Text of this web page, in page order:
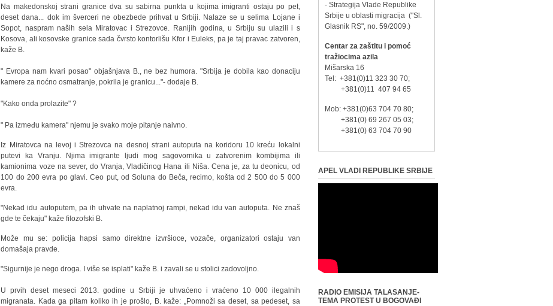
Na makedonskoj strani granice dva su sabirna punkta u kojima imigranti ostaju po pet,
deset dana... dok im šverceri ne obezbede prihvat u Srbiji. Nalaze se u selima Lojane i
Sopot, naspram naših sela Miratovac i Strezovce. Ranijih godina, u Srbiju su ulazili i s
Kosova, ali kosovske granice sada čvrsto kontorlišu Kfor i Euleks, pa je taj pravac zatvoren,
kaže B.
" Evropa nam kvari posao" objašnjava B., ne bez humora. "Srbija je dobila kao donaciju
kamere za noćno osmatranje, pokrila je granicu..."- dodaje B.
"Kako onda prolazite" ?
" Pa između kamera" njemu je svako moje pitanje naivno.
Iz Miratovca na levoj i Strezovca na desnoj strani autoputa na koridoru 10 kreću lokalni
putevi ka Vranju. Njima imigrante ljudi mog sagovornika u zatvorenim kombijima ili
kamionima voze na sever, do Vranja, Vladičinog Hana ili Niša. Cena je, za tu deonicu, od
100 do 200 evra po glavi. Ceo put, od Soluna do Beča, recimo, košta od 2 500 do 5 000
evra.
"Nekad idu autoputem, pa ih uhvate na naplatnoj rampi, nekad idu van autoputa. Ne znaš
gde te čekaju" kaže filozofski B.
Može mu se: policija hapsi samo direktne izvršioce, vozače, organizatori ostaju van
domašaja pravde.
"Sigurnije je nego droga. I više se isplati" kaže B. i zavali se u stolici zadovoljno.
U prvih deset meseci 2013. godine u Srbiji je uhvaćeno i vraćeno 10 000 ilegalnih
migranata. Kada ga pitam koliko ih je prošlo, B. kaže: „Pomnoži sa deset, sa pedeset, sa
- Strategija Vlade Republike
Srbije u oblasti migracija ("Sl.
Glasnik RS", no. 59/2009.)
Centar za zaštitu i pomoć
tražiocima azila
Mišarska 16
Tel: +381(0)11 323 30 70;
+381(0)11 407 94 65
Mob: +381(0)63 704 70 80;
+381(0) 69 267 05 03;
+381(0) 63 704 70 90
APEL VLADI REPUBLIKE SRBIJE
RADIO EMISIJA TALASANJE-
TEMA PROTEST U BOGOVAĐI